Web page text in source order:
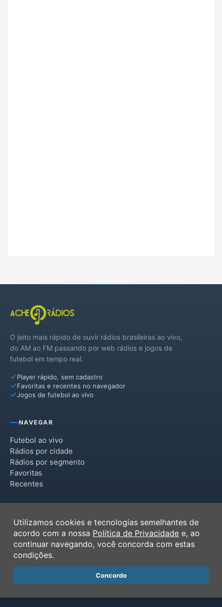
O jeito mais rápido de ouvir rádios brasileiras ao vivo,
do AM ao FM passando por web rádios e jogos de
futebol em tempo real.
Player rápido, sem cadastro
Favoritas e recentes no navegador
Jogos de futebol ao vivo
NAVEGAR
Futebol ao vivo
Rádios por cidade
Rádios por segmento
Favoritas
Recentes
Termos de Uso
Política de Privacidade
Ferramentas
Contato
Utilizamos cookies e tecnologias semelhantes de
acordo com a nossa Política de Privacidade e, ao
continuar navegando, você concorda com estas
condições.
Concordo